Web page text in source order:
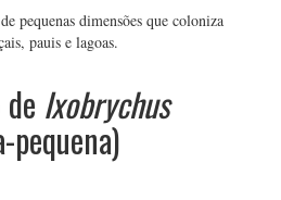
pequenas dimensões que coloniza
pauis e lagoas.
Ixobrychus